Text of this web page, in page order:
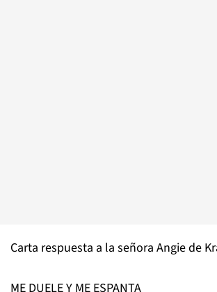
Carta respuesta a la señora Angie de
ME DUELE Y ME ESPANTA